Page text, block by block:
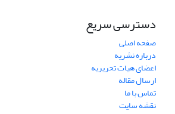
دسترسی سریع
صفحه اصلی
درباره نشریه
اعضای هیات تحریریه
ارسال مقاله
تماس با ما
نقشه سایت